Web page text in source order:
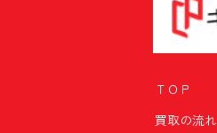
ＴＯＰ
買取の流れ